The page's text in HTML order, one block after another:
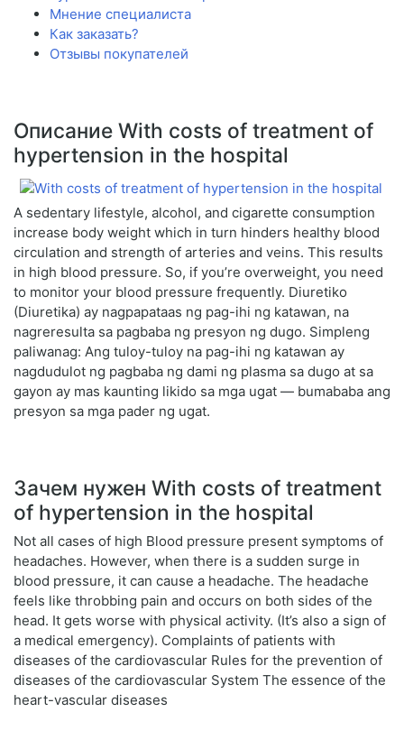
Мнение специалиста
Как заказать?
Отзывы покупателей
Описание With costs of treatment of
hypertension in the hospital
A sedentary lifestyle, alcohol, and cigarette consumption
increase body weight which in turn hinders healthy blood
circulation and strength of arteries and veins. This results
in high blood pressure. So, if you’re overweight, you need
to monitor your blood pressure frequently. Diuretiko
(Diuretika) ay nagpapataas ng pag-ihi ng katawan, na
nagreresulta sa pagbaba ng presyon ng dugo. Simpleng
paliwanag: Ang tuloy-tuloy na pag-ihi ng katawan ay
nagdudulot ng pagbaba ng dami ng plasma sa dugo at sa
gayon ay mas kaunting likido sa mga ugat — bumababa ang
presyon sa mga pader ng ugat.
Зачем нужен With costs of treatment
of hypertension in the hospital
Not all cases of high Blood pressure present symptoms of
headaches. However, when there is a sudden surge in
blood pressure, it can cause a headache. The headache
feels like throbbing pain and occurs on both sides of the
head. It gets worse with physical activity. (It’s also a sign of
a medical emergency). Complaints of patients with
diseases of the cardiovascular Rules for the prevention of
diseases of the cardiovascular System The essence of the
heart-vascular diseases